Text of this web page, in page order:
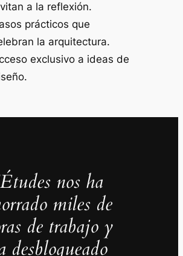
a la reflexión.
prácticos que
la arquitectura.
exclusivo a ideas de
nos ha
miles de
de trabajo y
desbloqueado